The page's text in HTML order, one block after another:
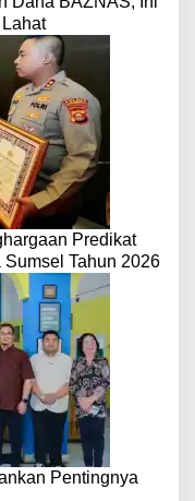
Predikat
Tahun 2026
Pentingnya